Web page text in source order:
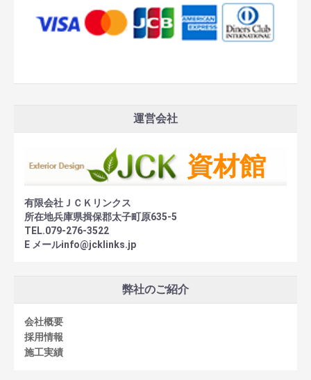
運営会社
有限会社ＪＣＫリンクス
所在地兵庫県揖保郡太子町原635-5
TEL.079-276-3522
E メールinfo@jcklinks.jp
弊社のご紹介
会社概要
採用情報
施工実績